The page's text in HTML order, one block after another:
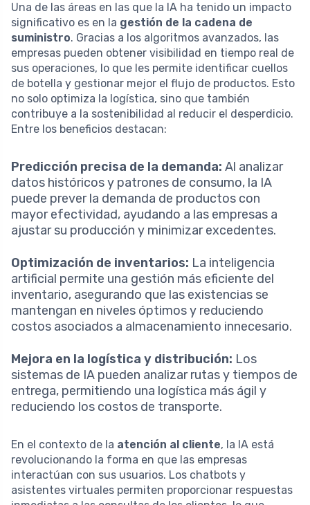
Una de las áreas en las que la IA ha tenido un impacto
significativo es en la gestión de la cadena de
suministro. Gracias a los algoritmos avanzados, las
empresas pueden obtener visibilidad en tiempo real de
sus operaciones, lo que les permite identificar cuellos
de botella y gestionar mejor el flujo de productos. Esto
no solo optimiza la logística, sino que también
contribuye a la sostenibilidad al reducir el desperdicio.
Entre los beneficios destacan:
Predicción precisa de la demanda: Al analizar
datos históricos y patrones de consumo, la IA
puede prever la demanda de productos con
mayor efectividad, ayudando a las empresas a
ajustar su producción y minimizar excedentes.
Optimización de inventarios: La inteligencia
artificial permite una gestión más eficiente del
inventario, asegurando que las existencias se
mantengan en niveles óptimos y reduciendo
costos asociados a almacenamiento innecesario.
Mejora en la logística y distribución: Los
sistemas de IA pueden analizar rutas y tiempos de
entrega, permitiendo una logística más ágil y
reduciendo los costos de transporte.
En el contexto de la atención al cliente, la IA está
revolucionando la forma en que las empresas
interactúan con sus usuarios. Los chatbots y
asistentes virtuales permiten proporcionar respuestas